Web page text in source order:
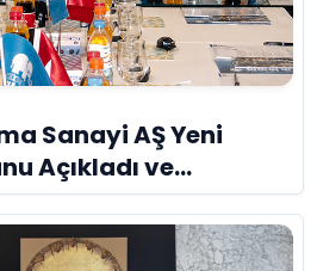
Sanayi AŞ Yeni
Açıkladı ve
Küresel Vizyon